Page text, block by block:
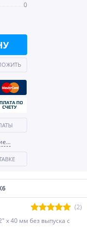
(2)
х 40 мм без выпуска с
0